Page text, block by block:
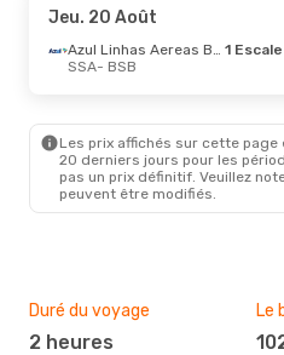
LATAM Airlines
BSB- SSA
Jeu. 20 Août
Azul Linhas Aereas Brasileiras 1 Escale
SSA- BSB
Les prix affichés sur cette
20 derniers jours pour les
pas un prix définitif. Veuillez
peuvent être modifiés.
Duré du voyage
2 heures
Le